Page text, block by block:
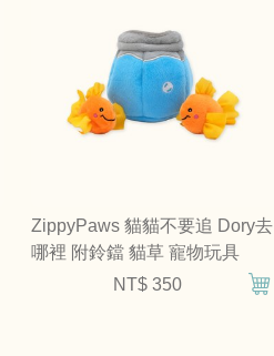
ZippyPaws 貓貓不要追 Dory去
哪裡 附鈴鐺 貓草 寵物玩具
NT$ 350